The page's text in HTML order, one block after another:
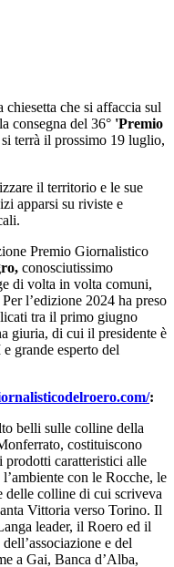
che si affaccia sul
consegna del 36° 'Premio
terrà il prossimo 19 luglio,
il territorio e le sue
apparsi su riviste e
Premio Giornalistico
conosciutissimo
di volta in volta comuni,
l’edizione 2024 ha preso
tra il primo giugno
giuria, di cui il presidente è
grande esperto del
:
belli sulle colline della
costituiscono
prodotti caratteristici alle
con le Rocche, le
delle colline di cui scriveva
Vittoria verso Torino. Il
leader, il Roero ed il
e del
a Gai, Banca d’Alba,